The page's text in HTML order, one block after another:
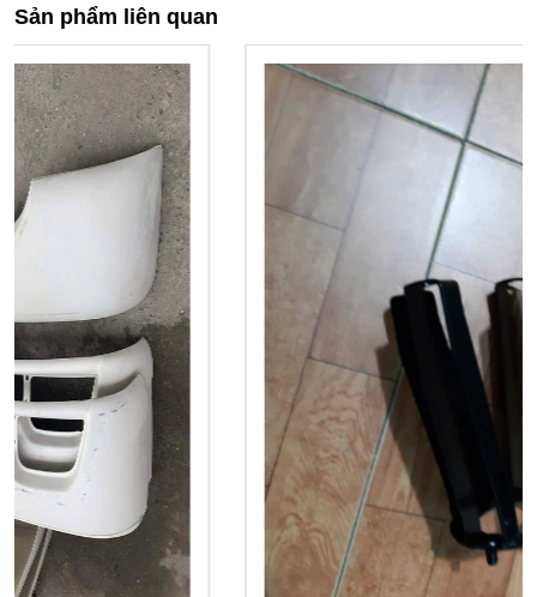
Sản phẩm liên quan